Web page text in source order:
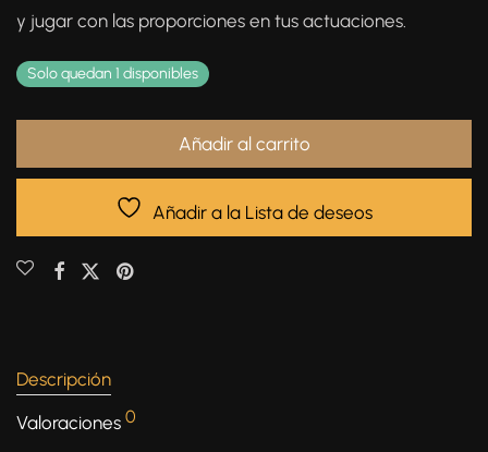
y jugar con las proporciones en tus actuaciones.
Solo quedan 1 disponibles
Añadir al carrito
Añadir a la Lista de deseos
Descripción
Valoraciones 0